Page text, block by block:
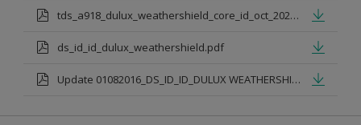
tds_a918_dulux_weathershield_core_id_oct_2021.pdf
ds_id_id_dulux_weathershield.pdf
Update 01082016_DS_ID_ID_DULUX WEATHERSHIELD PRO PREMIUM EXTERIOR_mod.pdf